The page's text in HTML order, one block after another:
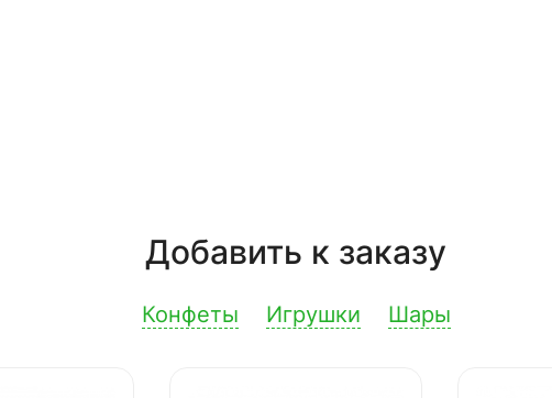
Добавить к заказу
Конфеты Игрушки Шары